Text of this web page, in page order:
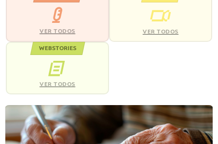
VER TODOS VER TODOS
WEBSTORIES
VER TODOS